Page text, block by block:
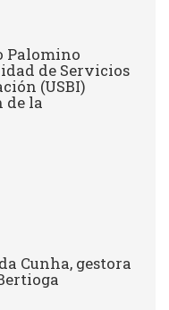
Palomino
de Servicios
(USBI)
de la
Cunha, gestora